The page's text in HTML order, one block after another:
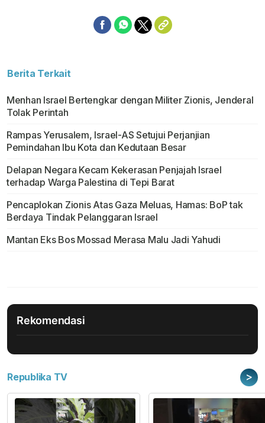
Berita Terkait
Menhan Israel Bertengkar dengan Militer Zionis, Jenderal
Tolak Perintah
Rampas Yerusalem, Israel-AS Setujui Perjanjian
Pemindahan Ibu Kota dan Kedutaan Besar
Delapan Negara Kecam Kekerasan Penjajah Israel
terhadap Warga Palestina di Tepi Barat
Pencaplokan Zionis Atas Gaza Meluas, Hamas: BoP tak
Berdaya Tindak Pelanggaran Israel
Mantan Eks Bos Mossad Merasa Malu Jadi Yahudi
Rekomendasi
Republika TV >